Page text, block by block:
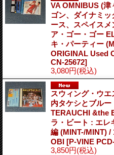
VA OMNIBUS (津
ゴン、ダイナミ
ース、スペイスメ
ア・ゴー・ゴー
キ・パーティー
ORIGINAL Used
CN-25672]
3,080円(税込)
スウィング・ウ
内タケシとブル
TERAUCHI &the
ラ・ビート : エレ
編 (MINT-/MINT)
OBI [P-VINE
3,850円(税込)